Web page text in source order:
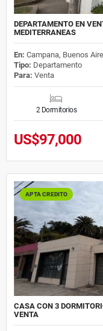
DEPARTAMENTO EN
MEDITERRANEAS
En: Campana, Buenos
Tipo: Departamento
Para: Venta
2 Dormitorios
US$97,000
APTA CREDITO
CASA CON 3
VENTA